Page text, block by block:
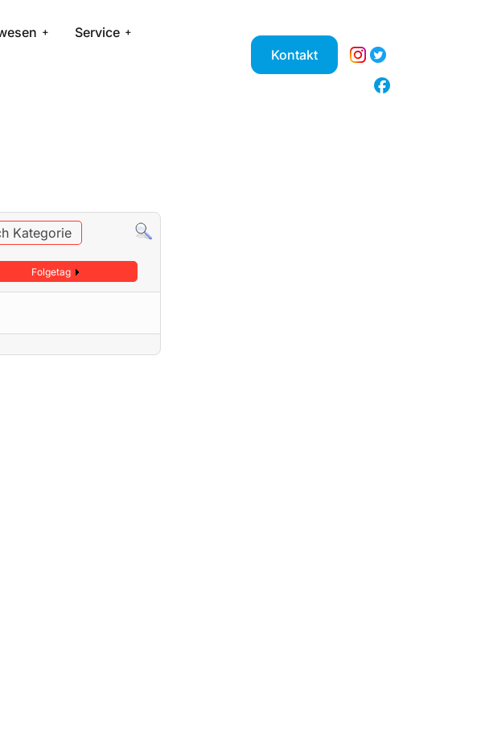
Service
Kontakt
Kategorie
Folgetag